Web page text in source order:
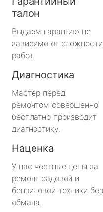
талон
Выдаем гарантию не
зависимо от сложности
работ.
Диагностика
Мастер перед
ремонтом совершенно
бесплатно производит
диагностику.
Наценка
У нас честные цены за
ремонт садовой и
бензиновой техники без
обмана.